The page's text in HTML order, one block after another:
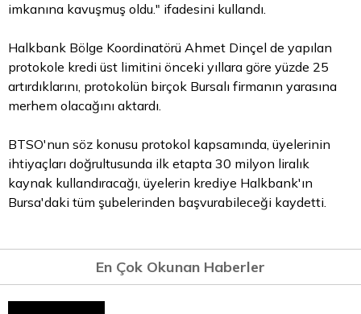
imkanına kavuşmuş oldu." ifadesini kullandı.
Halkbank Bölge Koordinatörü Ahmet Dinçel de yapılan
protokole kredi üst limitini önceki yıllara göre yüzde 25
artırdıklarını, protokolün birçok Bursalı firmanın yarasına
merhem olacağını aktardı.
BTSO'nun söz konusu protokol kapsamında, üyelerinin
ihtiyaçları doğrultusunda ilk etapta 30 milyon liralık
kaynak kullandıracağı, üyelerin krediye Halkbank'ın
Bursa'daki tüm şubelerinden başvurabileceği kaydetti.
En Çok Okunan Haberler